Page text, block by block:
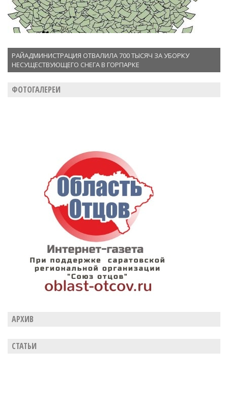
РАЙАДМИНИСТРАЦИЯ ОТВАЛИЛА 700 ТЫСЯЧ ЗА УБОРКУ
НЕСУЩЕСТВУЮЩЕГО СНЕГА В ГОРПАРКЕ
ФОТОГАЛЕРЕИ
АРХИВ
СТАТЬИ